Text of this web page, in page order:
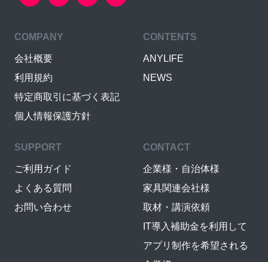
COMPANY
会社概要
利用規約
特定商取引に基づく表記
個人情報保護方針
CONTENTS
ANYLIFE
NEWS
SUPPORT
ご利用ガイド
よくある質問
お問い合わせ
CONTACT
企業様・自治体様
家具関連会社様
取材・講演依頼
IT導入補助金を利用して
アプリ制作を希望される